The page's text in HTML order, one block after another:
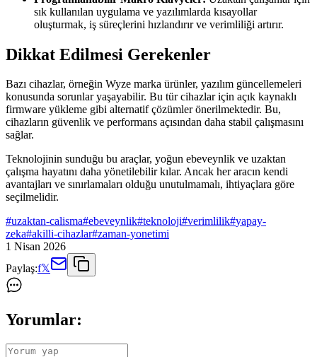
sık kullanılan uygulama ve yazılımlarda kısayollar
oluşturmak, iş süreçlerini hızlandırır ve verimliliği artırır.
Dikkat Edilmesi Gerekenler
Bazı cihazlar, örneğin Wyze marka ürünler, yazılım güncellemeleri
konusunda sorunlar yaşayabilir. Bu tür cihazlar için açık kaynaklı
firmware yükleme gibi alternatif çözümler önerilmektedir. Bu,
cihazların güvenlik ve performans açısından daha stabil çalışmasını
sağlar.
Teknolojinin sunduğu bu araçlar, yoğun ebeveynlik ve uzaktan
çalışma hayatını daha yönetilebilir kılar. Ancak her aracın kendi
avantajları ve sınırlamaları olduğu unutulmamalı, ihtiyaçlara göre
seçilmelidir.
#uzaktan-calisma#ebeveynlik#teknoloji#verimlilik#yapay-
zeka#akilli-cihazlar#zaman-yonetimi
1 Nisan 2026
Paylaş:f𝕏
Yorumlar: